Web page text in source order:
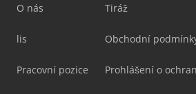
O nás
lis
Pracovní pozice
Tiráž
Obchodní
Prohlášení o